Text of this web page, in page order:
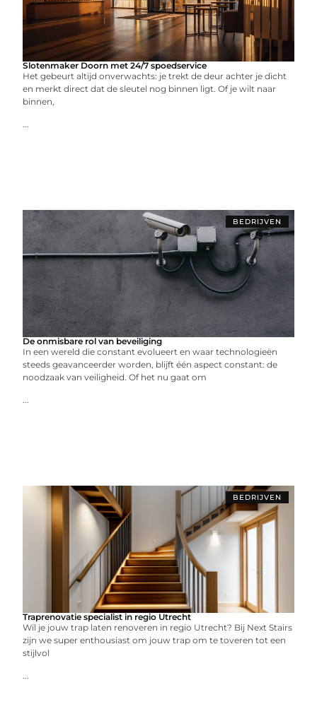
Slotenmaker Doorn met 24/7 spoedservice
Het gebeurt altijd onverwachts: je trekt de deur achter je dicht
en merkt direct dat de sleutel nog binnen ligt. Of je wilt naar
binnen,
...
BEDRIJVEN
De onmisbare rol van beveiliging
In een wereld die constant evolueert en waar technologieën
steeds geavanceerder worden, blijft één aspect constant: de
noodzaak van veiligheid. Of het nu gaat om
...
BEDRIJVEN
Traprenovatie specialist in regio Utrecht
Wil je jouw trap laten renoveren in regio Utrecht? Bij Next Stairs
zijn we super enthousiast om jouw trap om te toveren tot een
stijlvol
...